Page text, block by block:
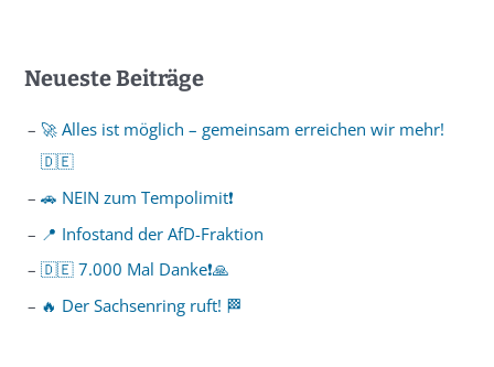
Neueste Beiträge
🚀 Alles ist möglich – gemeinsam erreichen wir mehr!
🇩🇪
🚗 NEIN zum Tempolimit❗️
📍 Infostand der AfD-Fraktion
🇩🇪 7.000 Mal Danke❗️🙏
🔥 Der Sachsenring ruft! 🏁